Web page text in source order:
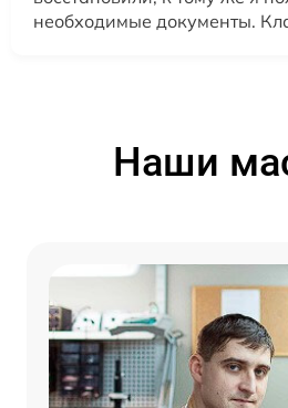
необходимые документы.
Наши